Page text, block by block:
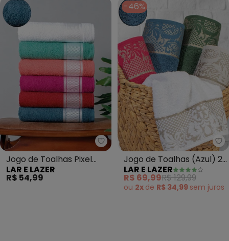
Lar e Lazer - Jogo de Toalhas
Jogo de Toalhas Pixel
(Azul Marinho) 2 Peças
LAR E LAZER
R$ 54,99
-46%
Jogo de Toalhas (Azul) 2
Peças
LAR E LAZER
R$ 69,99R$ 129,99
ou 2x de R$ 34,99 sem juros